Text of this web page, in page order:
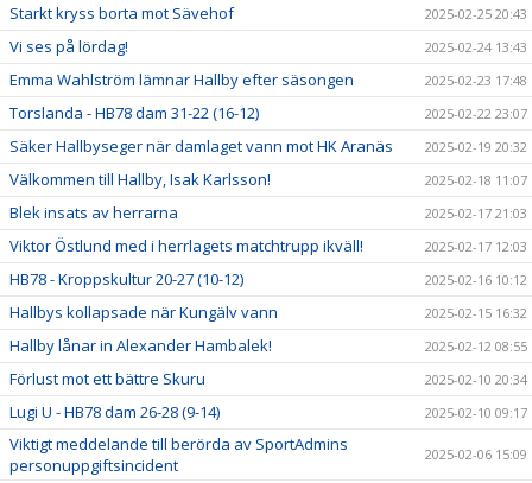
Starkt kryss borta mot Sävehof 2025-02-25 20:43
Vi ses på lördag! 2025-02-24 13:43
Emma Wahlström lämnar Hallby efter säsongen 2025-02-23 17:48
Torslanda - HB78 dam 31-22 (16-12) 2025-02-22 23:07
Säker Hallbyseger när damlaget vann mot HK Aranäs 2025-02-19 20:32
Välkommen till Hallby, Isak Karlsson! 2025-02-18 11:07
Blek insats av herrarna 2025-02-17 21:03
Viktor Östlund med i herrlagets matchtrupp ikväll! 2025-02-17 12:03
HB78 - Kroppskultur 20-27 (10-12) 2025-02-16 10:12
Hallbys kollapsade när Kungälv vann 2025-02-15 16:32
Hallby lånar in Alexander Hambalek! 2025-02-12 08:55
Förlust mot ett bättre Skuru 2025-02-10 20:34
Lugi U - HB78 dam 26-28 (9-14) 2025-02-10 09:17
Viktigt meddelande till berörda av SportAdmins
personuppgiftsincident
2025-02-06 15:09